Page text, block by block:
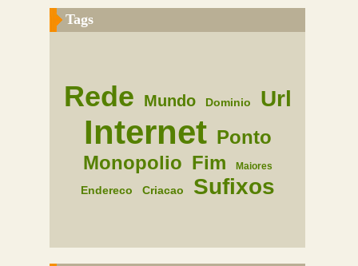
Tags
Rede Mundo Dominio Url
Internet Ponto
Monopolio Fim Maiores
Endereco Criacao Sufixos